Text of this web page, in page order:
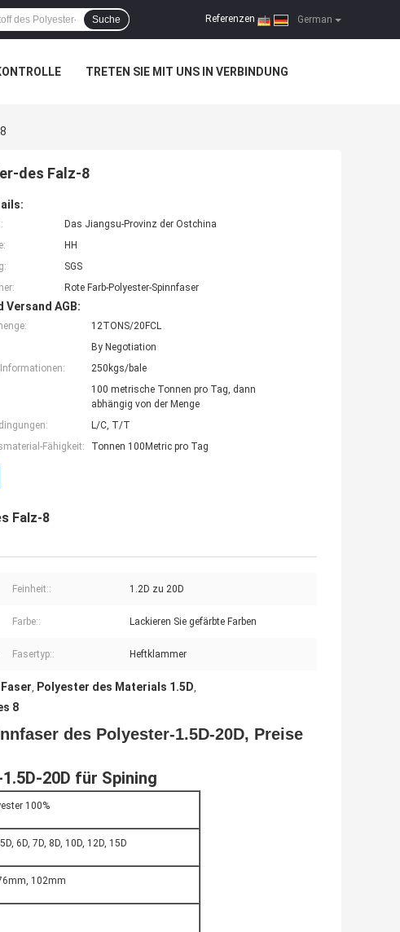
German
Referenzen |
Suche
TRETEN SIE MIT UNS IN VERBINDUNG
des Falz-8
Das Jiangsu-Provinz der Ostchina
HH
SGS
Rote Farb-Polyester-Spinnfaser
Versand AGB:
12TONS/20FCL
By Negotiation
250kgs/bale
100 metrische Tonnen pro Tag, dann
abhängig von der Menge
L/C, T/T
Fähigkeit:
Tonnen 100Metric pro Tag
Falz-8
Feinheit:: 1.2D zu 20D
Farbe:: Lackieren Sie gefärbte Farben
Fasertyp:: Heftklammer
, Polyester des Materials 1.5D,
8
des Polyester-1.5D-20D, Preise
20D für Spining
100%
6D, 7D, 8D, 10D, 12D, 15D
102mm